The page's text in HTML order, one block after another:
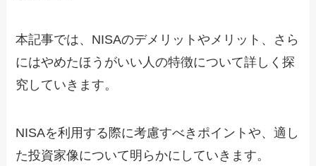
本記事では、NISAのデメリットやメリット、さら
にはやめたほうがいい人の特徴について詳しく探
究していきます。
NISAを利用する際に考慮すべきポイントや、適し
た投資家像について明らかにしていきます。